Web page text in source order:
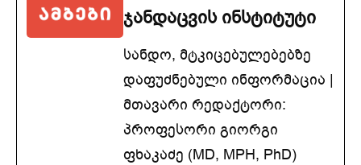
ჯანდაცვის ინსტიტუტი
სანდო, მტკიცებულებებზე
დაფუძნებული ინფორმაცია |
მთავარი რედაქტორი:
პროფესორი გიორგი
ფხაკაძე (MD, MPH, PhD)